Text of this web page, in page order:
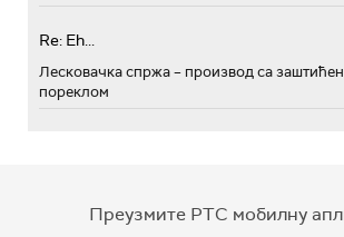
Re: Eh...
Лесковачка спржа – производ са
пореклом
Преузмите РТС мобилну